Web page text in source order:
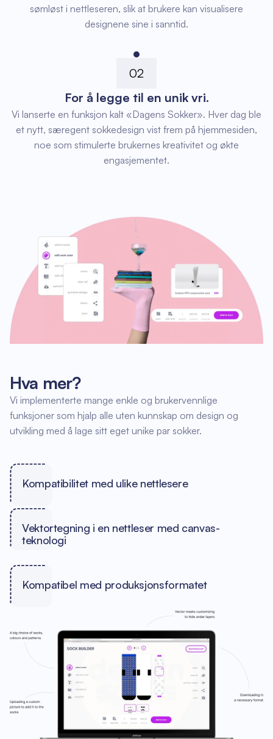
sømløst i nettleseren, slik at brukere kan visualisere
designene sine i sanntid.
02
For å legge til en unik vri.
Vi lanserte en funksjon kalt «Dagens Sokker». Hver dag ble
et nytt, særegent sokkedesign vist frem på hjemmesiden,
noe som stimulerte brukernes kreativitet og økte
engasjementet.
Hva mer?
Vi implementerte mange enkle og brukervennlige
funksjoner som hjalp alle uten kunnskap om design og
utvikling med å lage sitt eget unike par sokker.
Kompatibilitet med ulike nettlesere
Vektortegning i en nettleser med canvas-
teknologi
Kompatibel med produksjonsformatet